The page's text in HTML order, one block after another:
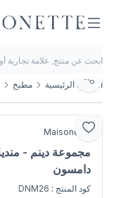
الصفحة الرئيسية مطبخ
أضف إلى المفضلة
يشارك
Maisonette
دامسون
كود المنتج : DNM26